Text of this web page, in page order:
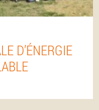
D’ÉNERGIE